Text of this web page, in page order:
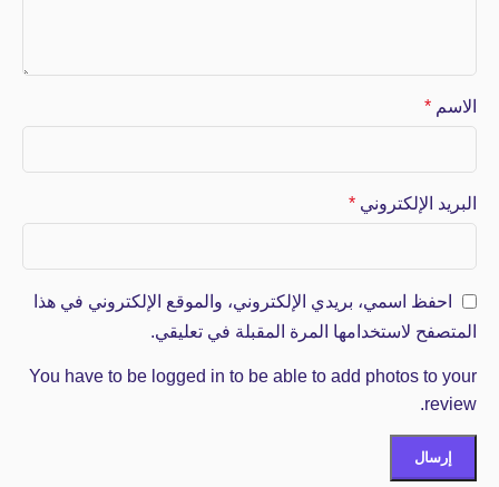
الاسم *
البريد الإلكتروني *
احفظ اسمي، بريدي الإلكتروني، والموقع الإلكتروني في هذا
المتصفح لاستخدامها المرة المقبلة في تعليقي.
You have to be logged in to be able to add photos to your
review.